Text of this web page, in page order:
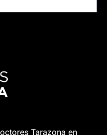
Tarazona en